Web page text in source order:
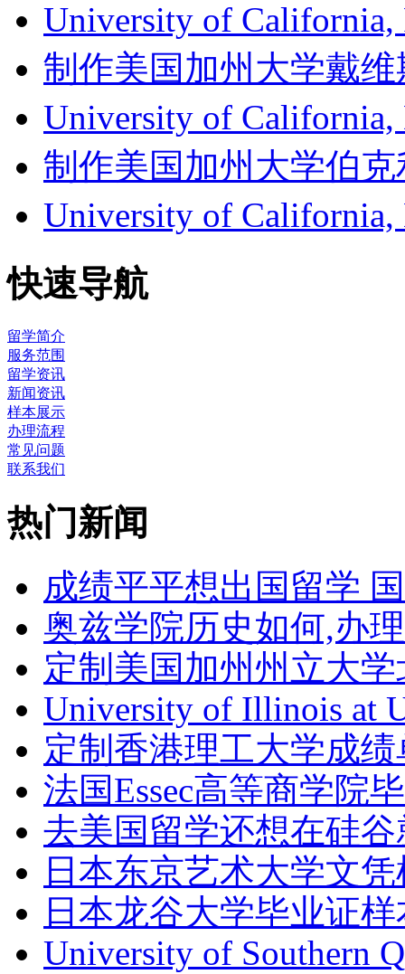
University of
制作美国加州大学戴
University of
制作美国加州大学伯
University of
快速导航
留学简介
服务范围
留学资讯
新闻资讯
样本展示
办理流程
常见问题
联系我们
热门新闻
成绩平平想出国留学
奥兹学院历史如何,办
定制美国加州州立大
University of Illinois at
定制香港理工大学成绩
法国Essec高等商学院
去美国留学还想在硅
日本东京艺术大学文
日本龙谷大学毕业证
University of Southern